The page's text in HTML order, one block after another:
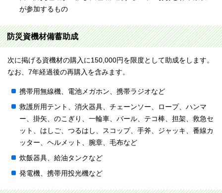
が参加するもの
防災資機材備蓄助成
次に掲げる資機材の購入に150,000円を限度として助成をします。
なお、7年経過後の再購入を含みます。
携帯用無線機、電池メガホン、携帯ラジオなど
救護所用テント、消火器具、チェーンソー、ロープ、ハンマ
ー、掛矢、のこぎり、一輪車、バール、テコ棒、担架、救急セ
ット、はしご、つるはし、スコップ、手斧、ジャッキ、番線カ
ッター、ヘルメット、腕章、毛布など
炊飯器具、給油タンクなど
発電機、携帯用投光機など